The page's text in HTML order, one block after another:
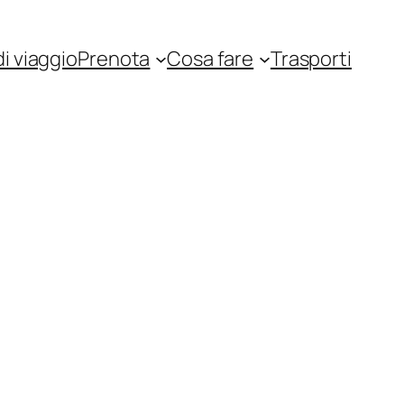
viaggioPrenota Cosa fare Trasporti